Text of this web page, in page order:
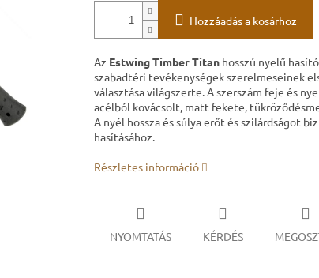
Hozzáadás a kosárhoz
Az Estwing Timber Titanhosszú nyelű
szabadtéri tevékenységek szerelmeseinek
választása világszerte. A szerszám feje és
acélból kovácsolt, matt fekete,
A nyél hossza és súlya erőt és szilárdságot
hasításához.
Részletes információ
NYOMTATÁS KÉRDÉS